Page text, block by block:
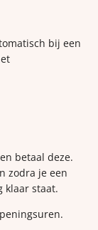
bij een
betaal deze.
zodra je een
klaar staat.